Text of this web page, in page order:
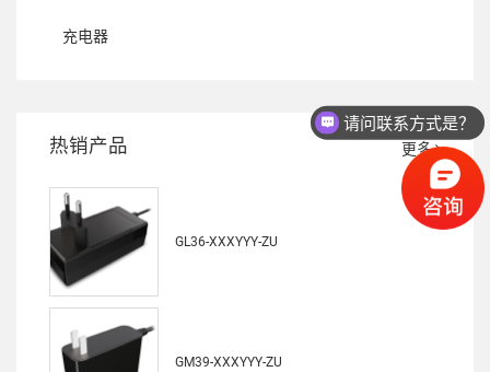
充电器
热销产品 更多
GL36-XXXYYY-ZU
GM39-XXXYYY-ZU
请问联系方式是？